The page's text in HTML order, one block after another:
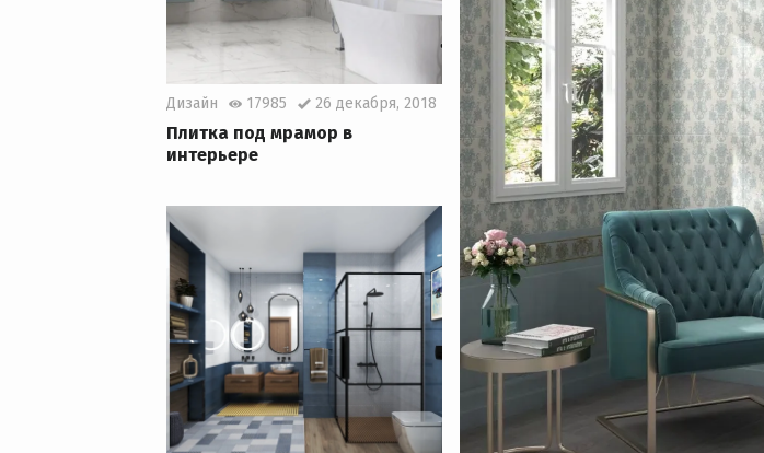
Дизайн 17985 26 декабря, 2018
Плитка под мрамор в
интерьере